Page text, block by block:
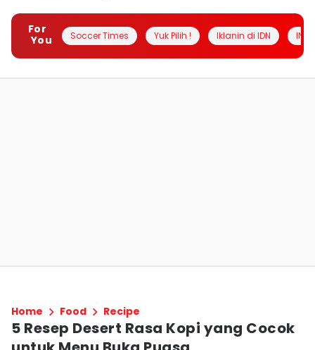
For
You
Soccer Times Yuk Pilih ! Iklanin di IDN
Home Food Recipe
5 Resep Desert Rasa Kopi yang Cocok